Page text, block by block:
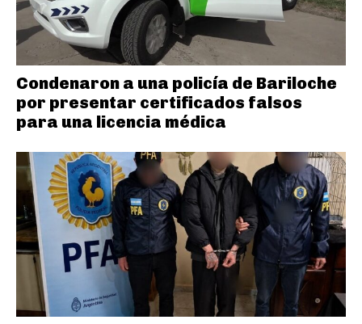
Condenaron a una policía de Bariloche
por presentar certificados falsos
para una licencia médica